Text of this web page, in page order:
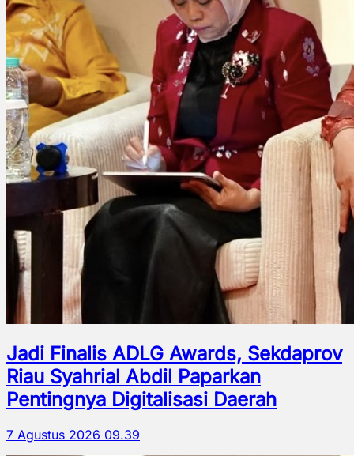
Jadi Finalis ADLG Awards, Sekdaprov
Riau Syahrial Abdil Paparkan
Pentingnya Digitalisasi Daerah
7 Agustus 2026 09.39